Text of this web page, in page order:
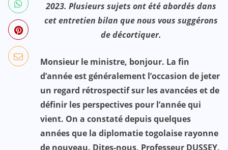
2023. Plusieurs sujets ont été abordés dans
cet entretien bilan que nous vous suggérons
de décortiquer.
Monsieur le ministre, bonjour. La fin
d’année est généralement l’occasion de jeter
un regard rétrospectif sur les avancées et de
définir les perspectives pour l’année qui
vient. On a constaté depuis quelques
années que la diplomatie togolaise rayonne
de nouveau. Dites-nous, Professeur DUSSEY,